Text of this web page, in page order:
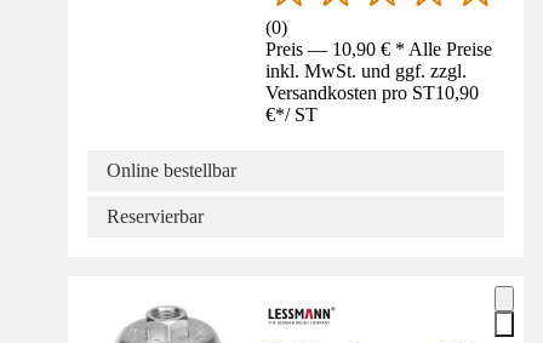
(0)
Preis — 10,90 € * Alle Preise
inkl. MwSt. und ggf. zzgl.
Versandkosten pro ST10,90
€*/ ST
Online bestellbar
Reservierbar